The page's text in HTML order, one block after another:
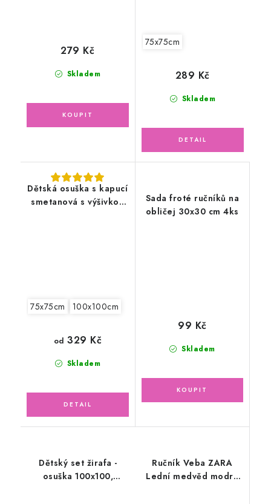
Skladem
279 Kč
75x75cm
Skladem
289 Kč
Dětská osuška s kapucí
smetanová s výšivkou
75x75cm 100x100cm
Skladem
od 329 Kč
Sada froté ručníků na
obličej 30x30 cm 4ks
Skladem
99 Kč
Dětský set žirafa -
osuška 100x100,
Ručník Veba ZARA
Lední medvěd modrá